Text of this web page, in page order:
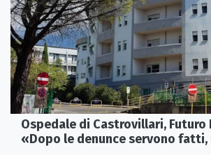
Ospedale di Castrovillari, Futuro
«Dopo le denunce servono fatti,